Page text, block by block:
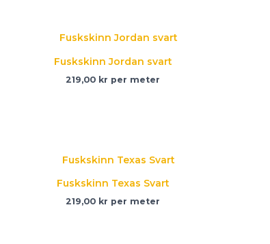
Fuskskinn Jordan svart
219,00 kr per meter
Fuskskinn Texas Svart
219,00 kr per meter